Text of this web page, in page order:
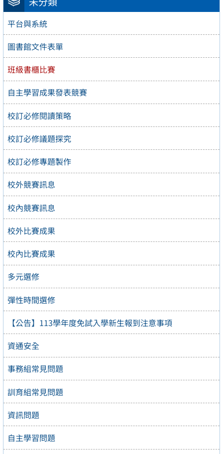
平台與系統
圖書館文件表單
班級書櫃比賽
自主學習成果發表競賽
校訂必修閱讀策略
校訂必修議題探究
校訂必修專題製作
校外競賽訊息
校內競賽訊息
校外比賽成果
校內比賽成果
多元選修
彈性時間選修
【公告】113學年度免試入學新生報到注意事項
資通安全
事務組常見問題
訓育組常見問題
資訊問題
自主學習問題